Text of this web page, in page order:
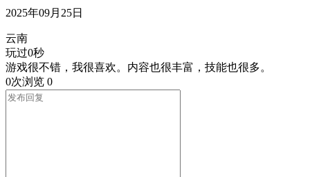
2025年09月25日
云南
玩过0秒
游戏很不错，我很喜欢。内容也很丰富，技能也很多。
0次浏览 0